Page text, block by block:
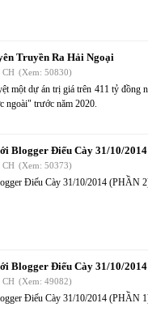
Truyền Ra Hải Ngoại
CH (Xem: 50830)
một dự án trị giá trên 411 tỷ đồng
ngoài" trước năm 2020.
Blogger Điếu Cày 31/10/
CH (Xem: 50373)
Điếu Cày 31/10/2014 (PHẦN
Blogger Điếu Cày 31/10/
CH (Xem: 49082)
Điếu Cày 31/10/2014 (PHẦN